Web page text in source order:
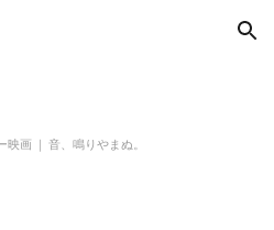
Skip to navigation
映画 ｜ 音、鳴りやまぬ。